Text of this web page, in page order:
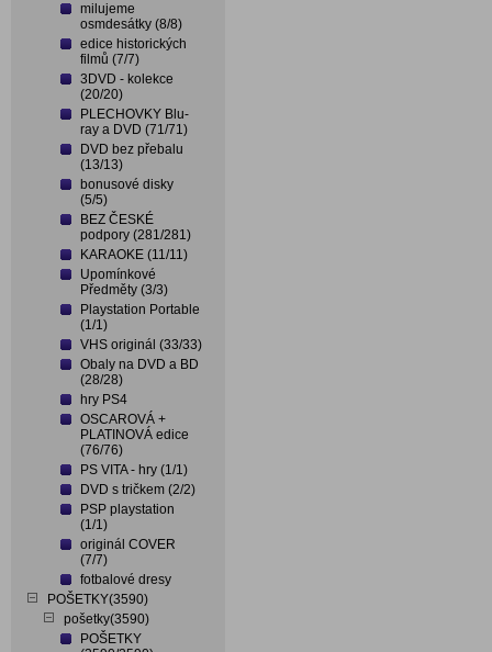
milujeme
osmdesátky (8/8)
edice historických
filmů (7/7)
3DVD - kolekce
(20/20)
PLECHOVKY Blu-
ray a DVD (71/71)
DVD bez přebalu
(13/13)
bonusové disky
(5/5)
BEZ ČESKÉ
podpory (281/281)
KARAOKE (11/11)
Upomínkové
Předměty (3/3)
Playstation Portable
(1/1)
VHS originál (33/33)
Obaly na DVD a BD
(28/28)
hry PS4
OSCAROVÁ +
PLATINOVÁ edice
(76/76)
PS VITA - hry (1/1)
DVD s tričkem (2/2)
PSP playstation
(1/1)
originál COVER
(7/7)
fotbalové dresy
POŠETKY(3590)
pošetky(3590)
POŠETKY